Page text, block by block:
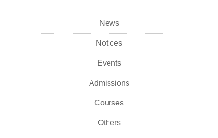
News
Notices
Events
Admissions
Courses
Others